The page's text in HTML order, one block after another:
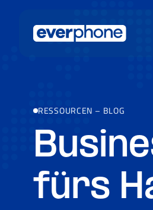
RESSOURCEN – BLOG
fürs